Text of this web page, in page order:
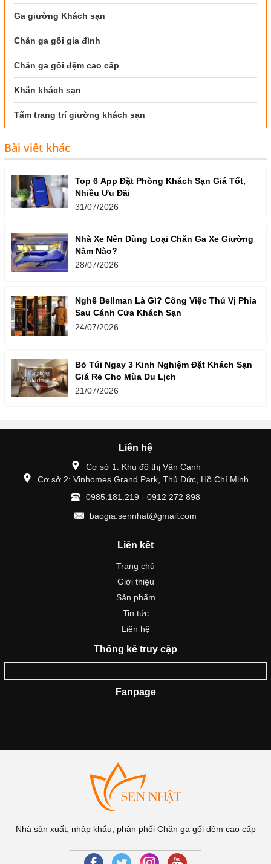
Ga giường Khách sạn
Chăn ga gối gia đình
Chăn ga gối đệm cao cấp
Khăn khách sạn
Tấm trang trí giường khách sạn
Bài viết khác
Top 6 App Đặt Phòng Khách Sạn Giá Tốt,
Nhiều Ưu Đãi
31/07/2026
Nhà Xe Nên Dùng Loại Chăn Ga Xe Giường
Nằm Nào?
28/07/2026
Nghề Bellman Là Gì? Công Việc Thú Vị Phía
Sau Cánh Cửa Khách Sạn
24/07/2026
Bỏ Túi Ngay 3 Kinh Nghiệm Đặt Khách Sạn
Giá Rẻ Cho Mùa Du Lịch
21/07/2026
Liên hệ
Cơ sở 1: Khu đô thị Vân Canh
Cơ sở 2: Vinhomes Grand Park, Thủ Đức, Hồ Chí Minh
0985.181.219 - 0912 272 898
baogia.sennhat@gmail.com
Liên kết
Trang chủ
Giới thiệu
Sản phẩm
Tin tức
Liên hệ
Thống kê truy cập
Fanpage
Nhà sản xuất, nhập khẩu, phân phối Chăn ga gối đệm cao cấp